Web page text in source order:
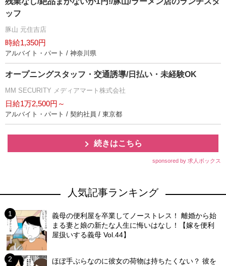
ッフ
豚山 元住吉店
時給1,350円
アルバイト・パート / 神奈川県
オープニングスタッフ・交通誘導/日払い・未経験OK
MM SECURITY メディアマート株式会社
日給1万2,500円～
アルバイト・パート / 契約社員 / 東京都
続きはこちら
sponsored by 求人ボックス
人気記事ランキング
義母の便利屋を卒業してノーストレス！ 離婚から始
まる妻と娘の新たな人生に悔いはなし！【嫁を便利
屋扱いする義母 Vol.44】
ほぼ手ぶらなのに彼女の荷物は持ちたくない？ 彼を